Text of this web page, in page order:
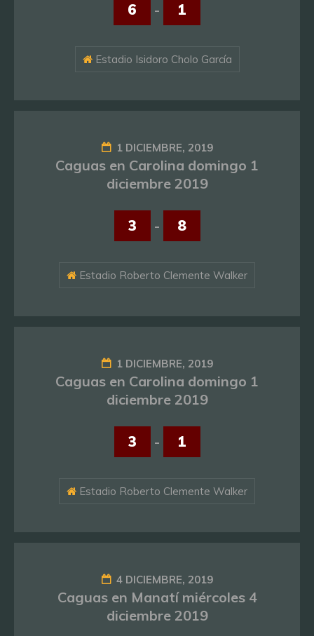
6 - 1
Estadio Isidoro Cholo García
1 DICIEMBRE, 2019
Caguas en Carolina domingo 1
diciembre 2019
3 - 8
Estadio Roberto Clemente Walker
1 DICIEMBRE, 2019
Caguas en Carolina domingo 1
diciembre 2019
3 - 1
Estadio Roberto Clemente Walker
4 DICIEMBRE, 2019
Caguas en Manatí miércoles 4
diciembre 2019